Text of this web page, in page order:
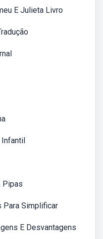
E Julieta Livro
Infantil
Pipas
Simplificar
E Desvantagens